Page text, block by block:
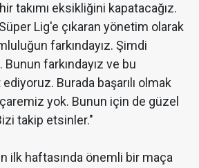
takımı eksikliğini kapatacağız.
Lig'e çıkaran yönetim olarak
farkındayız. Şimdi
farkındayız ve bu
Burada başarılı olmak
yok. Bunun için de güzel
takip etsinler."
ilk haftasında önemli bir maça